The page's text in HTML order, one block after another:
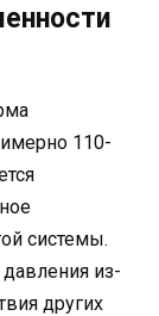
110-
системы.
из-
других